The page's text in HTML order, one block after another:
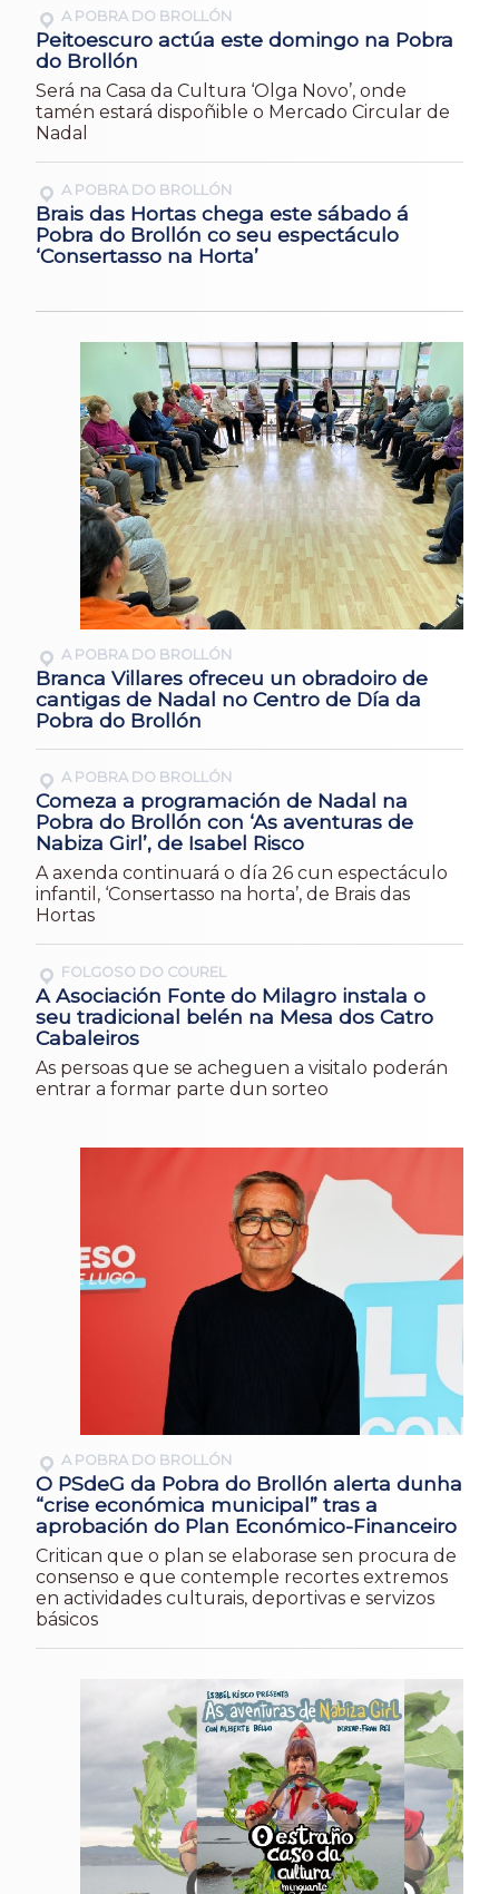
A POBRA DO BROLLÓN
Peitoescuro actúa este domingo na Pobra
do Brollón
Será na Casa da Cultura ‘Olga Novo’, onde
tamén estará dispoñible o Mercado Circular de
Nadal
A POBRA DO BROLLÓN
Brais das Hortas chega este sábado á
Pobra do Brollón co seu espectáculo
‘Consertasso na Horta’
A POBRA DO BROLLÓN
Branca Villares ofreceu un obradoiro de
cantigas de Nadal no Centro de Día da
Pobra do Brollón
A POBRA DO BROLLÓN
Comeza a programación de Nadal na
Pobra do Brollón con ‘As aventuras de
Nabiza Girl’, de Isabel Risco
A axenda continuará o día 26 cun espectáculo
infantil, ‘Consertasso na horta’, de Brais das
Hortas
FOLGOSO DO COUREL
A Asociación Fonte do Milagro instala o
seu tradicional belén na Mesa dos Catro
Cabaleiros
As persoas que se acheguen a visitalo poderán
entrar a formar parte dun sorteo
A POBRA DO BROLLÓN
O PSdeG da Pobra do Brollón alerta dunha
“crise económica municipal” tras a
aprobación do Plan Económico-Financeiro
Critican que o plan se elaborase sen procura de
consenso e que contemple recortes extremos
en actividades culturais, deportivas e servizos
básicos